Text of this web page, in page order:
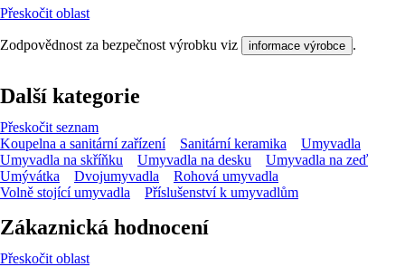
Přeskočit oblast
Zodpovědnost za bezpečnost výrobku viz informace výrobce .
Další kategorie
Přeskočit seznam
Koupelna a sanitární zařízení
Sanitární keramika
Umyvadla
Umyvadla na skříňku
Umyvadla na desku
Umyvadla na zeď
Umývátka
Dvojumyvadla
Rohová umyvadla
Volně stojící umyvadla
Příslušenství k umyvadlům
Zákaznická hodnocení
Přeskočit oblast